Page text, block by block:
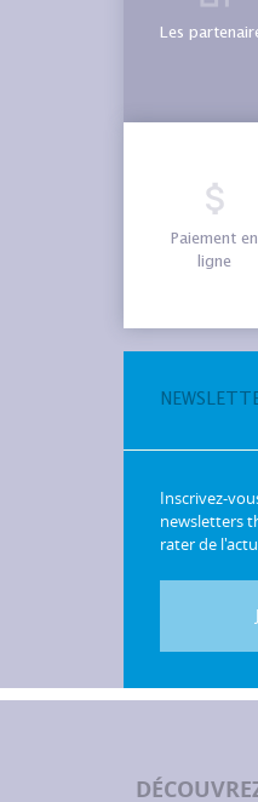
Les
Paiement en
ligne
Inscrivez-
newsletters
rater de